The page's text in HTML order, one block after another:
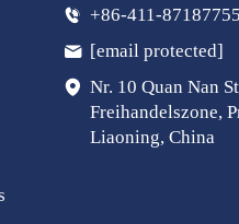
+86-411-87187755
[email protected]
Nr. 10 Quan Nan
Freihandelszone,
Liaoning, China